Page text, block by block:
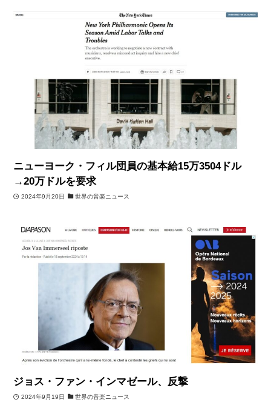
ニューヨーク・フィル団員の基本給15万3504ドル
→20万ドルを要求
2024年9月20日 世界の音楽ニュース
ジョス・ファン・インマゼール、反撃
2024年9月19日 世界の音楽ニュース